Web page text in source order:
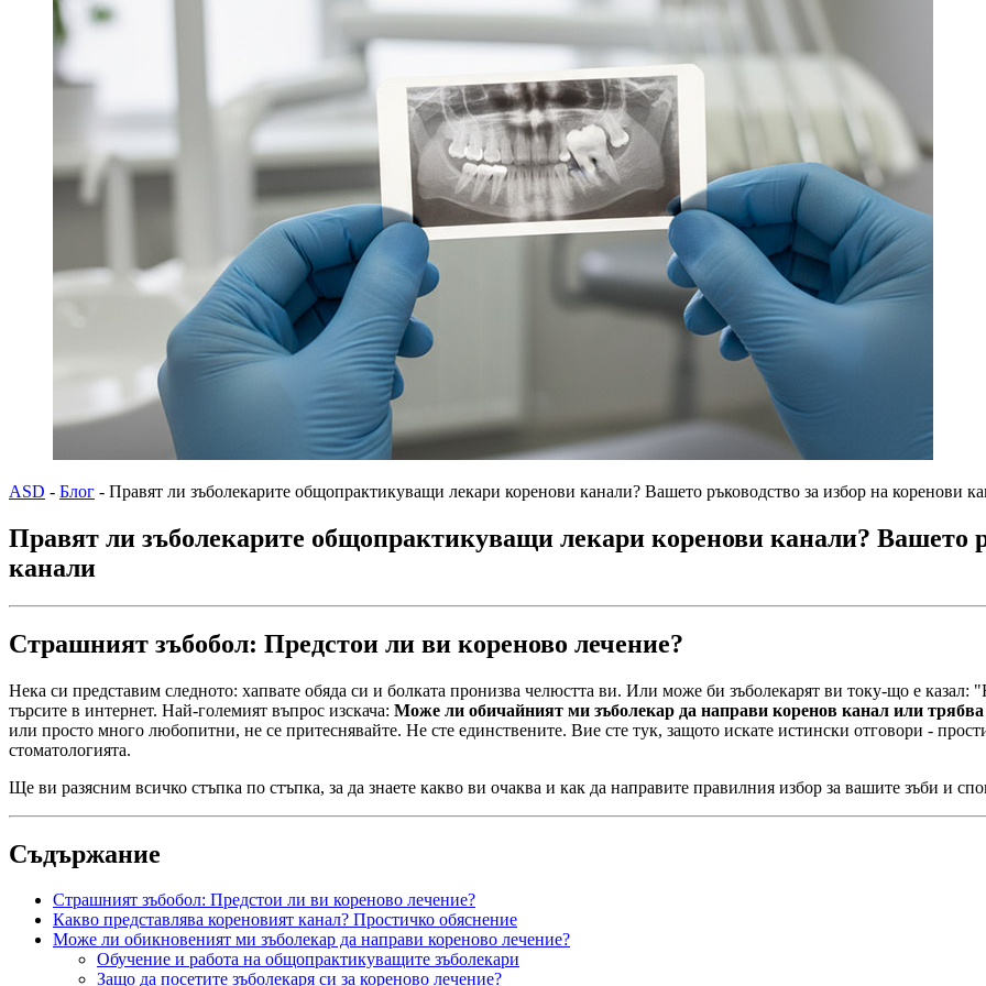
ASD - Блог - Правят ли зъболекарите общопрактикуващи лекари коренови канали? Вашето ръководство за избор на коренови
Правят ли зъболекарите общопрактикуващи лекари коренови канали? Вашето
канали
Страшният зъбобол: Предстои ли ви кореново лечение?
Нека си представим следното: хапвате обяда си и болката пронизва челюстта ви. Или може би зъболекарят ви току-що е казал:
търсите в интернет. Най-големият въпрос изскача: Може ли обичайният ми зъболекар да направи коренов канал или трябва
или просто много любопитни, не се притеснявайте. Не сте единствените. Вие сте тук, защото искате истински отговори -
стоматологията.
Ще ви разясним всичко стъпка по стъпка, за да знаете какво ви очаква и как да направите правилния избор за вашите зъби и
Съдържание
Страшният зъбобол: Предстои ли ви кореново лечение?
Какво представлява кореновият канал? Простичко обяснение
Може ли обикновеният ми зъболекар да направи кореново лечение?
Обучение и работа на общопрактикуващите зъболекари
Защо да посетите зъболекаря си за кореново лечение?